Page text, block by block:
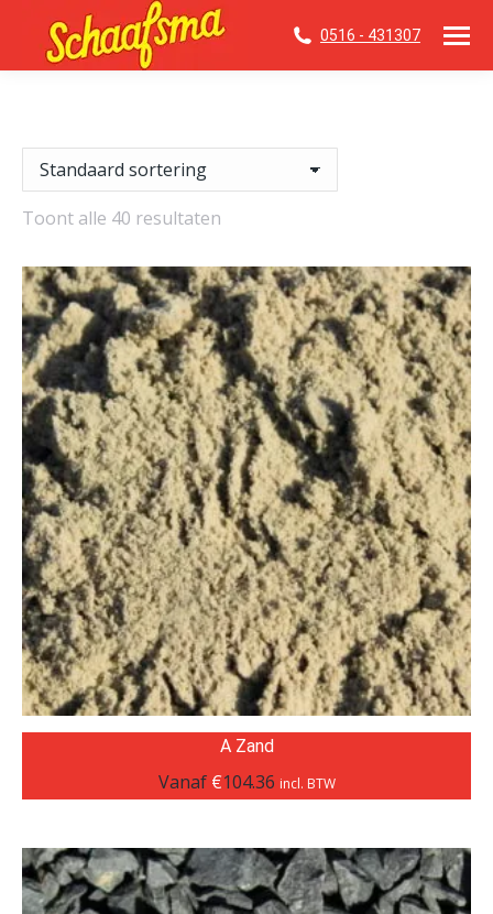
0516 - 431307
Toont alle 40 resultaten
A Zand
Vanaf €104.36 incl. BTW